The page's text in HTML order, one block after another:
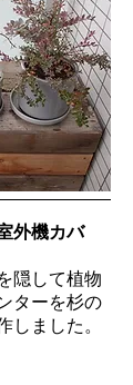
外機カバ
隠して植物
ターを杉の
しました。